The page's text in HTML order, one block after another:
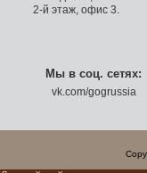
2-й этаж, офис 3.
Мы в соц. сетях:
vk.com/gogrussia